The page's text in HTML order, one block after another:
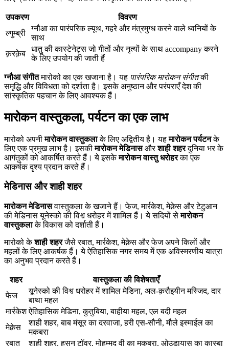
उपकरण
विवरण
ल्गुम्ब्री
ग्नौआ का पारंपरिक ल्यूथ, गहरे और मंत्रमुग्ध करने वाले ध्वनियों के
साथ
क़रक़ेब
धातु की कास्टेनेट्स जो गीतों और नृत्यों के साथ accompany करने
के लिए उपयोग की जाती हैं
ग्नौआ संगीतमारोको का एक खजाना है। यह पारंपरिक मारोकन संगीतकी
समृद्धि और विविधता को दर्शाता है। इसके अनुष्ठान और परंपराएँ देश की
सांस्कृतिक पहचान के लिए आवश्यक हैं।
मारोकन वास्तुकला, पर्यटन का एक लाभ
मारोको अपनीमारोकन वास्तुकलाके लिए अद्वितीय है। यहमारोकन पर्यटनके
लिए एक प्रमुख लाभ है। इसकीमारोकन मेडिनासऔरशाही शहरदुनिया भर के
आगंतुकों को आकर्षित करते हैं। ये इसकेमारोकन वास्तु धरोहरका एक
आकर्षक दृश्य प्रदान करते हैं।
मेडिनास और शाही शहर
मारोकन मेडिनासवास्तुकला के खजाने हैं। फेज, मार्रकेश, मेक्नेस और टेटुआन
की मेडिनास यूनेस्को की विश्व धरोहर में शामिल हैं। ये सदियों सेमारोकन
वास्तुकलाके विकास को दर्शाती हैं।
मारोको केशाही शहरजैसे रबात, मार्रकेश, मेक्नेस और फेज अपने किलों और
महलों के लिए आकर्षक हैं। ये ऐतिहासिक नगर समय में एक अविस्मरणीय यात्रा
का अनुभव प्रदान करते हैं।
शहर
वास्तुकला की विशेषताएँ
फेज
यूनेस्को की विश्व धरोहर में शामिल मेडिना, अल-क़रौइयीन मस्जिद, दार
बाथा महल
मार्रकेश ऐतिहासिक मेडिना, कुतुबिया, बाहीया महल, एल बदी महल
मेक्नेस
शाही शहर, बाब मंसूर का दरवाजा, हरी एस-सौनी, मौले इस्माईल का
मकबरा
रबात
शाही शहर, हसन टॉवर, मोहम्मद वी का मकबरा, ओउडायास का कास्बा